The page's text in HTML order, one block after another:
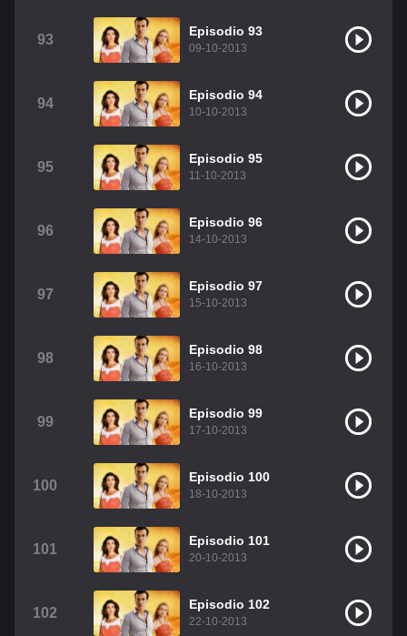
93
Episodio 93
09-10-2013
94
Episodio 94
10-10-2013
95
Episodio 95
11-10-2013
96
Episodio 96
14-10-2013
97
Episodio 97
15-10-2013
98
Episodio 98
16-10-2013
99
Episodio 99
17-10-2013
100
Episodio 100
18-10-2013
101
Episodio 101
20-10-2013
102
Episodio 102
22-10-2013